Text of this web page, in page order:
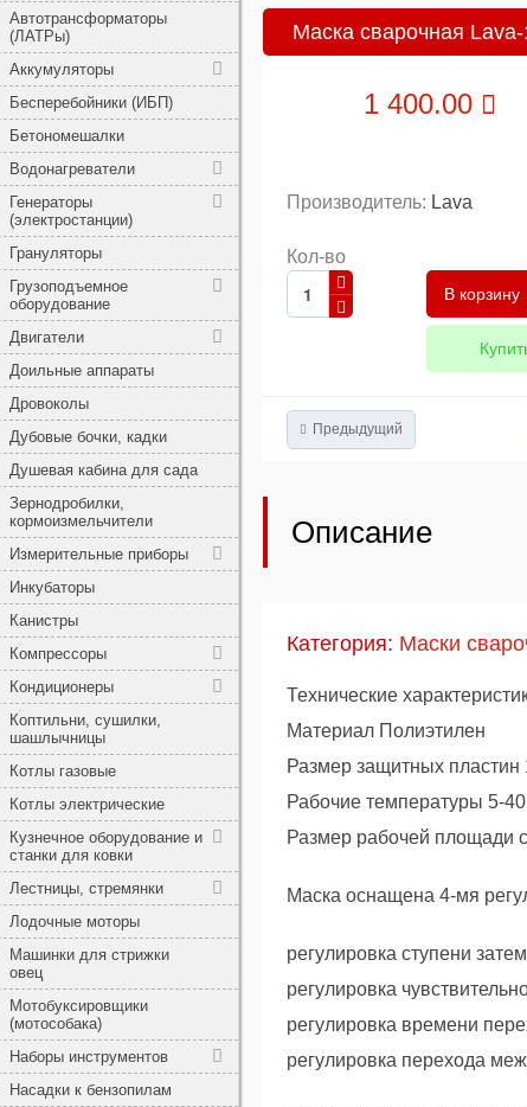
Автотрансформаторы
(ЛАТРы)
Аккумуляторы
Бесперебойники (ИБП)
Бетономешалки
Водонагреватели
Генераторы
(электростанции)
Грануляторы
Грузоподъемное
оборудование
Двигатели
Доильные аппараты
Дровоколы
Дубовые бочки, кадки
Душевая кабина для сада
Зернодробилки,
кормоизмельчители
Измерительные приборы
Инкубаторы
Канистры
Компрессоры
Кондиционеры
Коптильни, сушилки,
шашлычницы
Котлы газовые
Котлы электрические
Кузнечное оборудование и
станки для ковки
Лестницы, стремянки
Лодочные моторы
Машинки для стрижки
овец
Мотобуксировщики
(мотособака)
Наборы инструментов
Насадки к бензопилам
Маска сварочная
1 400.00
Производитель: Lava
Кол-во
Предыдущий
Описание
Категория: Маски
Технические
Материал Полиэтилен
Размер защитных пластин
Рабочие температуры 5-
Размер рабочей площади
Маска оснащена 4-мя
регулировка ступени
регулировка
регулировка времени
регулировка перехода